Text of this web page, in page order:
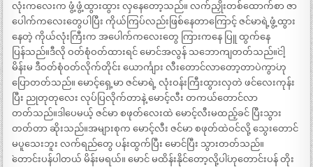
လုံးကလေးက ဖွံ့ဖွံ့ထွားထွား လှနေတော့သည်။ လက်ညှိုးတစ်ထောက်စာ ဇာ
ပေါက်ကလေးတွေပါပြီး ကိုယ်ကြပ်လည်းဖြစ်နေတာကြောင့် ဇင်မာရဲ့ဖွံ့ထွား
နေတဲ့ ကိုယ်လုံးကြီးက အပေါက်ကလေးတွေ ကြားကနေ ပြူ ထွက်နေ
ပြန်သည်။ဒီလို ဝတ်စုံဝတ်ထားရင် မောင်အလွန် သဘောကျတတ်သည်။`ငါ့
မိန်းမ ဒီဝတ်စုံဝတ်လိုက်တိုင်း ယောင်္ကျား လီးတောင်လာတော့တာပဲကွာ´ဟု
ပြောတတ်သည်။ မောင့်ရှေ့မာ ဇင်မာရဲ့ လုံးဝန်းကြီးထွားလှတဲ ဖင်လေးကုန်း
ပြီး ညုတုတုလေး လုပ်ပြလိုက်တာနဲ့ မောင့်လီး တကယ်တောင်လာ
တတ်သည်။ဒါပေမယ့် ဇင်မာ စဖုတ်လေးထဲ မောင့်လီးမထည့်ခင် ပြီးသွား
တတ်တာ ဆိုးသည်။အများစုက မောင့်လီး ဇင်မာ စဖုတ်ထဲဝင်လို့ သွေးတောင်
မပူသေးဘူး လက်ရည်တွေ ပန်းထွက်ပြီး မောင်ပြီး သွားတတ်သည်။
`တောင်းပန်ပါတယ် မိန်းမရယ်။ မောင် မထိန်းနိုင်တော့လို့ပါ´ဟုတောင်းပန် တိုး